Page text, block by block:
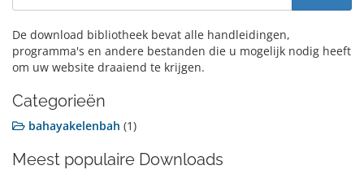
De download bibliotheek bevat alle handleidingen,
programma's en andere bestanden die u mogelijk nodig heeft
om uw website draaiend te krijgen.
Categorieën
bahayakelenbah (1)
Meest populaire Downloads